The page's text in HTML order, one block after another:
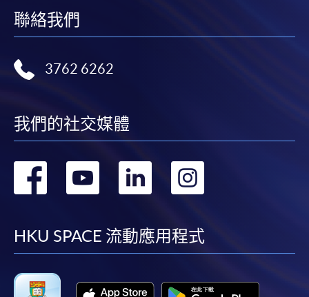
聯絡我們
3762 6262
我們的社交媒體
轉
facebook
轉
youtube
轉
linkedin
轉
HKU SPACE 流動應用程式